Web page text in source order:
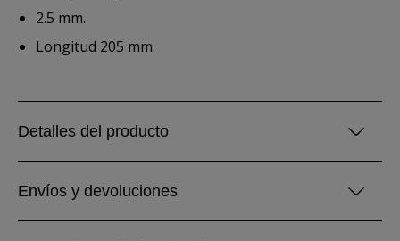
2.5 mm.
Longitud 205 mm.
Detalles del producto
Envíos y devoluciones